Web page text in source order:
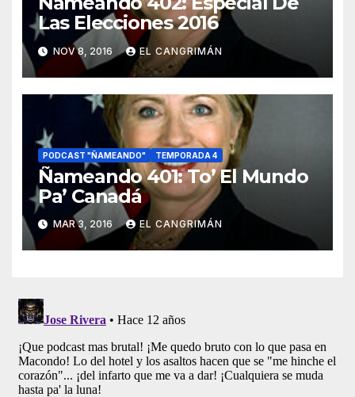
Las Elecciones 2016
NOV 8, 2016 EL CANGRIMÁN
PODCAST "ÑAMEANDO" TEMPORADA 4
Ñameando 401: To’ El Mundo
Pa’ Canadá
MAR 3, 2016 EL CANGRIMÁN